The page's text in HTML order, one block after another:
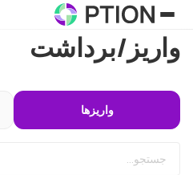
واریز/برداشت
واریزها